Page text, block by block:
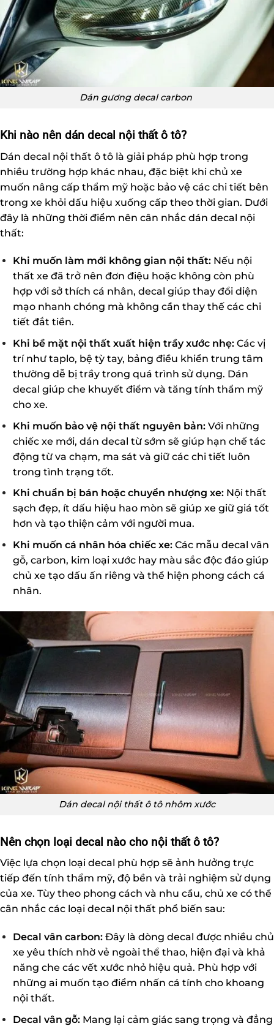
Dán gương decal carbon
Khi nào nên dán decal nội thất ô tô?
Dán decal nội thất ô tô là giải pháp phù hợp trong
nhiều trường hợp khác nhau, đặc biệt khi chủ xe
muốn nâng cấp thẩm mỹ hoặc bảo vệ các chi tiết bên
trong xe khỏi dấu hiệu xuống cấp theo thời gian. Dưới
đây là những thời điểm nên cân nhắc dán decal nội
thất:
Khi muốn làm mới không gian nội thất:Nếu nội
thất xe đã trở nên đơn điệu hoặc không còn phù
hợp với sở thích cá nhân, decal giúp thay đổi diện
mạo nhanh chóng mà không cần thay thế các chi
tiết đắt tiền.
Khi bề mặt nội thất xuất hiện trầy xước nhẹ:Các vị
trí như taplo, bệ tỳ tay, bảng điều khiển trung tâm
thường dễ bị trầy trong quá trình sử dụng. Dán
decal giúp che khuyết điểm và tăng tính thẩm mỹ
cho xe.
Khi muốn bảo vệ nội thất nguyên bản:Với những
chiếc xe mới, dán decal từ sớm sẽ giúp hạn chế tác
động từ va chạm, ma sát và giữ các chi tiết luôn
trong tình trạng tốt.
Khi chuẩn bị bán hoặc chuyển nhượng xe:Nội thất
sạch đẹp, ít dấu hiệu hao mòn sẽ giúp xe giữ giá tốt
hơn và tạo thiện cảm với người mua.
Khi muốn cá nhân hóa chiếc xe:Các mẫu decal vân
gỗ, carbon, kim loại xước hay màu sắc độc đáo giúp
chủ xe tạo dấu ấn riêng và thể hiện phong cách cá
nhân.
Dán decal nội thất ô tô nhôm xước
Nên chọn loại decal nào cho nội thất ô tô?
Việc lựa chọn loại decal phù hợp sẽ ảnh hưởng trực
tiếp đến tính thẩm mỹ, độ bền và trải nghiệm sử dụng
của xe. Tùy theo phong cách và nhu cầu, chủ xe có thể
cân nhắc các loại decal nội thất phổ biến sau:
Decal vân carbon:Đây là dòng decal được nhiều chủ
xe yêu thích nhờ vẻ ngoài thể thao, hiện đại và khả
năng che các vết xước nhỏ hiệu quả. Phù hợp với
những ai muốn tạo điểm nhấn cá tính cho khoang
nội thất.
Decal vân gỗ:Mang lại cảm giác sang trọng và đẳng